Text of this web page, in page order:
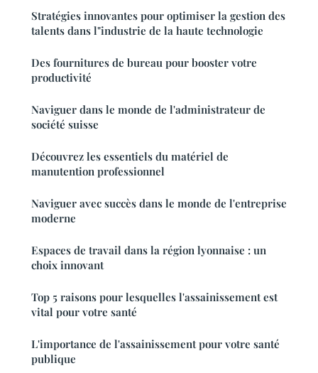
Stratégies innovantes pour optimiser la gestion des
talents dans l"industrie de la haute technologie
Des fournitures de bureau pour booster votre
productivité
Naviguer dans le monde de l'administrateur de
société suisse
Découvrez les essentiels du matériel de
manutention professionnel
Naviguer avec succès dans le monde de l'entreprise
moderne
Espaces de travail dans la région lyonnaise : un
choix innovant
Top 5 raisons pour lesquelles l'assainissement est
vital pour votre santé
L'importance de l'assainissement pour votre santé
publique